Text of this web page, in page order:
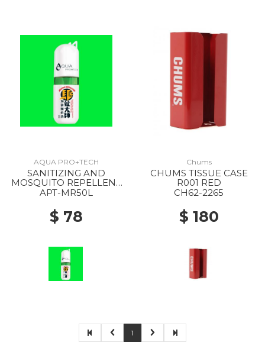
AQUA PRO+TECH
SANITIZING AND
MOSQUITO REPELLENT
SPRAY --
APT-MR50L
$ 78
Chums
CHUMS TISSUE CASE
R001 RED
CH62-2265
$ 180
1